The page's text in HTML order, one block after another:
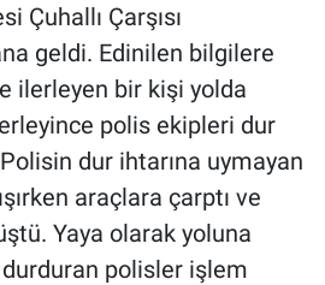
Çuhallı Çarşısı
geldi. Edinilen bilgilere
ilerleyen bir kişi yolda
polis ekipleri dur
dur ihtarına uymayan
araçlara çarptı ve
Yaya olarak yoluna
polisler işlem